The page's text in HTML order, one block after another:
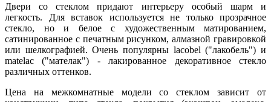
Двери со стеклом придают интерьеру особый шарм и
легкость. Для вставок используется не только прозрачное
стекло, но и белое с художественным матированием,
сатинированное с печатным рисунком, алмазной гравировкой
или шелкографией. Очень популярны lacobel ("лакобель") и
matelac ("мателак") - лакированное декоративное стекло
различных оттенков.
Цена на межкомнатные модели со стеклом зависит от